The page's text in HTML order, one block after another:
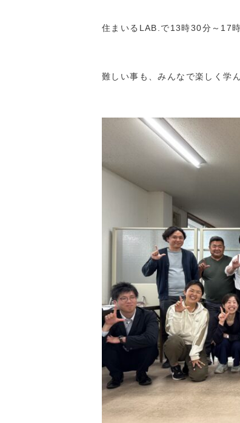
住まいるLAB.で13時30分～17
難しい事も、みんなで楽しく学